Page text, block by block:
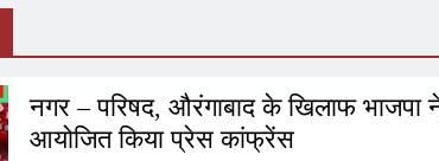
नगर – परिषद, औरंगाबाद के खिलाफ भाजपा
आयोजित किया प्रेस कांफ्रेंस